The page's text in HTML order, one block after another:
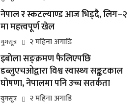
नेपाल र स्कटल्याण्ड आज भिड्दै, लिग–२
मा महत्त्वपूर्ण खेल
युगसूत्र २ महिना अगाडि
इबोला सङ्क्रमण फैलिएपछि
डब्लुएचओद्वारा विश्व स्वास्थ्य सङ्कटकाल
घोषणा, नेपालमा पनि उच्च सतर्कता
युगसूत्र २ महिना अगाडि